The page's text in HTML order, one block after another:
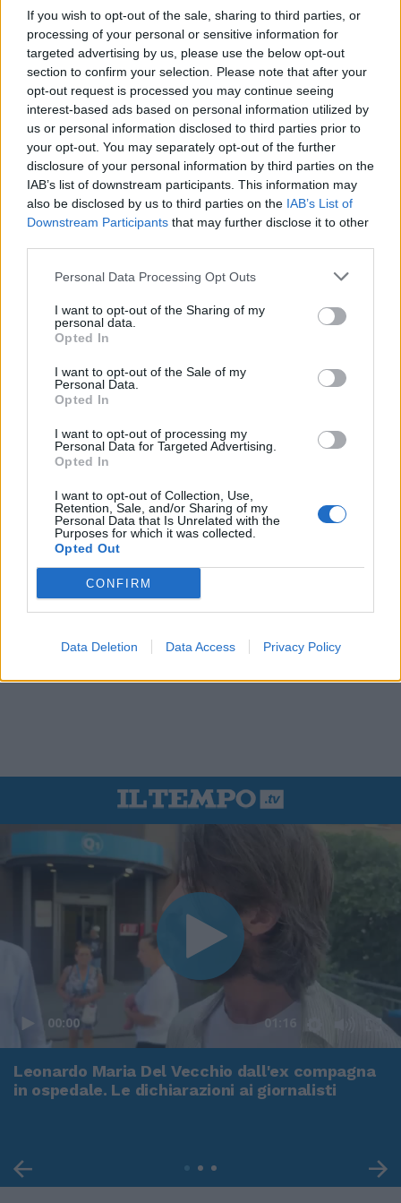
If you wish to opt-out of the sale, sharing to third parties, or
processing of your personal or sensitive information for
targeted advertising by us, please use the below opt-out
section to confirm your selection. Please note that after your
opt-out request is processed you may continue seeing
interest-based ads based on personal information utilized by
us or personal information disclosed to third parties prior to
your opt-out. You may separately opt-out of the further
disclosure of your personal information by third parties on the
IAB’s list of downstream participants. This information may
also be disclosed by us to third parties on the IAB’s List of
Downstream Participants that may further disclose it to other
Personal Data Processing Opt Outs
I want to opt-out of the Sharing of my
personal data.
Opted In
I want to opt-out of the Sale of my
Personal Data.
Opted In
I want to opt-out of processing my
Personal Data for Targeted Advertising.
Opted In
I want to opt-out of Collection, Use,
Retention, Sale, and/or Sharing of my
Personal Data that Is Unrelated with the
Purposes for which it was collected.
Opted Out
CONFIRM
Data Deletion Data Access Privacy Policy
00:00 01:16
Leonardo Maria Del Vecchio dall'ex compagna
in ospedale. Le dichiarazioni ai giornalisti